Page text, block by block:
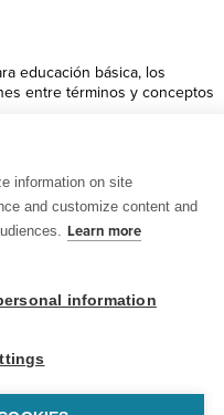
educación básica, los
entre términos y conceptos
derechos reservados.
. Built bySlipFire Web Development
information on site
and customize content and
Learn more
information